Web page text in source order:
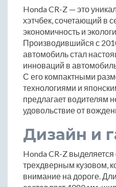
Honda CR-Z — это
хэтчбек, сочетающий в
экономичность и
Производившийся с
автомобиль стал
инноваций в
С его компактными
технологиями и
предлагает водителям
удовольствие от
Дизайн и
Honda CR-Z
трехдверным кузовом,
внимание на дороге.